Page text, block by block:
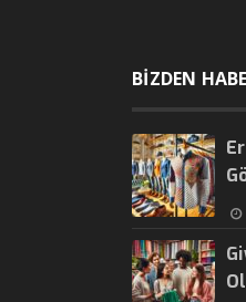
BİZDEN